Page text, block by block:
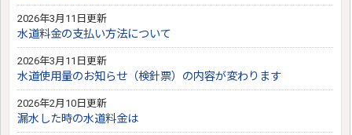
2026年3月11日更新
水道料金の支払い方法について
2026年3月11日更新
水道使用量のお知らせ（検針票）の内容が変わります
2026年2月10日更新
漏水した時の水道料金は